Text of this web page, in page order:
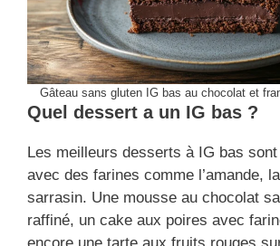
Gâteau sans gluten IG bas au chocolat et
Quel dessert a un IG bas ?
Les meilleurs desserts à IG bas
avec des farines comme l’amande,
sarrasin. Une mousse au chocolat
raffiné, un cake aux poires avec